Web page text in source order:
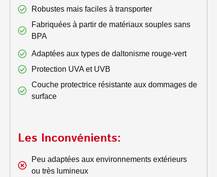
Robustes mais faciles à transporter
Fabriquées à partir de matériaux souples sans
BPA
Adaptées aux types de daltonisme rouge-vert
Protection UVA et UVB
Couche protectrice résistante aux dommages de
surface
Les Inconvénients:
Peu adaptées aux environnements extérieurs
ou très lumineux